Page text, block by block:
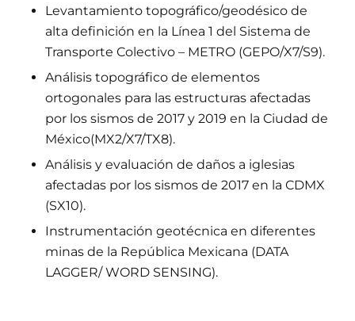
Levantamiento topográfico/geodésico de
alta definición en la Línea 1 del Sistema de
Transporte Colectivo – METRO (GEPO/X7/S9).
Análisis topográfico de elementos
ortogonales para las estructuras afectadas
por los sismos de 2017 y 2019 en la Ciudad de
México(MX2/X7/TX8).
Análisis y evaluación de daños a iglesias
afectadas por los sismos de 2017 en la CDMX
(SX10).
Instrumentación geotécnica en diferentes
minas de la República Mexicana (DATA
LAGGER/ WORD SENSING).